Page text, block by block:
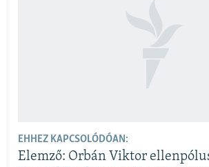
EHHEZ KAPCSOLÓDÓAN:
Elemző: Orbán Viktor